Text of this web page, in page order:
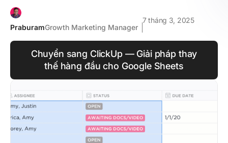
PraburamGrowth Marketing Manager
7 tháng 3, 2025
Chuyển sang ClickUp — Giải pháp thay
thế hàng đầu cho Google Sheets